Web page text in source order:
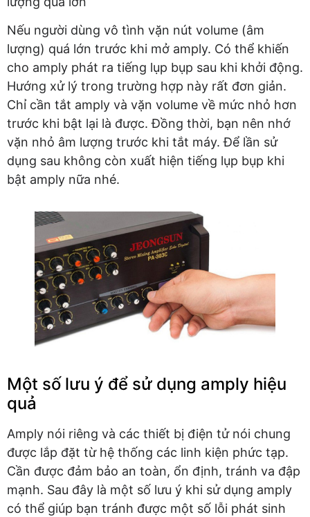
Nếu người dùng vô tình vặn nút volume (âm
lượng) quá lớn trước khi mở amply. Có thể khiến
cho amply phát ra tiếng lụp bụp sau khi khởi động.
Hướng xử lý trong trường hợp này rất đơn giản.
Chỉ cần tắt amply và vặn volume về mức nhỏ hơn
trước khi bật lại là được. Đồng thời, bạn nên nhớ
vặn nhỏ âm lượng trước khi tắt máy. Để lần sử
dụng sau không còn xuất hiện tiếng lụp bụp khi
bật amply nữa nhé.
Một số lưu ý để sử dụng amply hiệu
quả
Amply nói riêng và các thiết bị điện tử nói chung
được lắp đặt từ hệ thống các linh kiện phức tạp.
Cần được đảm bảo an toàn, ổn định, tránh va đập
mạnh. Sau đây là một số lưu ý khi sử dụng amply
có thể giúp bạn tránh được một số lỗi phát sinh